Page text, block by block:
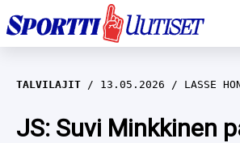
EM-YLEISURHEILU
JÄÄKIEKKO
TALVILAJIT 13.05.2026 LASSE
JS: Suvi Minkkinen